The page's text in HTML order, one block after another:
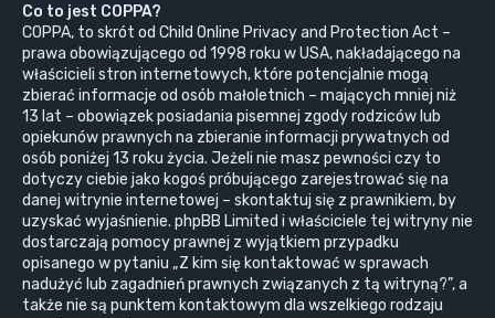
Co to jest COPPA?
COPPA, to skrót od Child Online Privacy and Protection Act –
prawa obowiązującego od 1998 roku w USA, nakładającego na
właścicieli stron internetowych, które potencjalnie mogą
zbierać informacje od osób małoletnich – mających mniej niż
13 lat – obowiązek posiadania pisemnej zgody rodziców lub
opiekunów prawnych na zbieranie informacji prywatnych od
osób poniżej 13 roku życia. Jeżeli nie masz pewności czy to
dotyczy ciebie jako kogoś próbującego zarejestrować się na
danej witrynie internetowej – skontaktuj się z prawnikiem, by
uzyskać wyjaśnienie. phpBB Limited i właściciele tej witryny nie
dostarczają pomocy prawnej z wyjątkiem przypadku
opisanego w pytaniu „Z kim się kontaktować w sprawach
nadużyć lub zagadnień prawnych związanych z tą witryną?”, a
także nie są punktem kontaktowym dla wszelkiego rodzaju